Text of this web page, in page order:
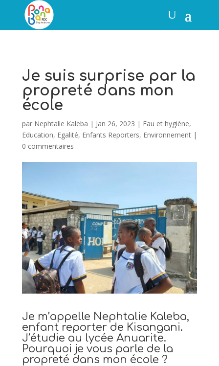
Je suis surprise par la
propreté dans mon
école
par Nephtalie Kaleba | Jan 26, 2023 | Eau et hygiène,
Education, Egalité, Enfants Reporters, Environnement|
0 commentaires
Je m’appelle Nephtalie Kaleba,
enfant reporter de Kisangani.
J’étudie au lycée Anuarite.
Pourquoi je vous parle de la
propreté dans mon école ?